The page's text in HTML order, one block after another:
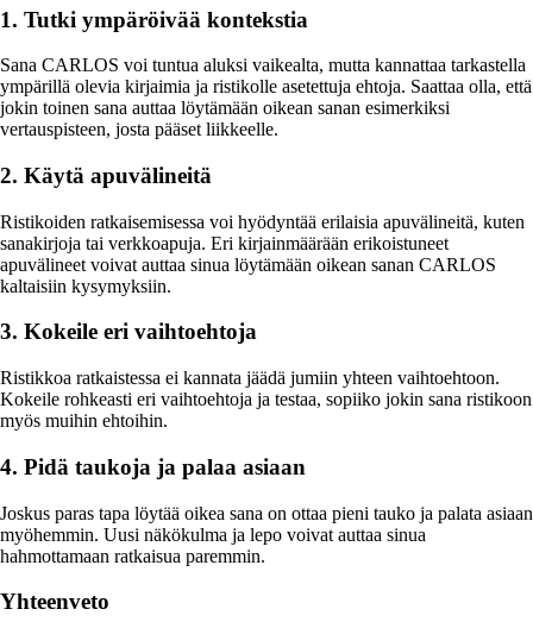
1. Tutki ympäröivää kontekstia
Sana CARLOS voi tuntua aluksi vaikealta, mutta kannattaa tarkastella
ympärillä olevia kirjaimia ja ristikolle asetettuja ehtoja. Saattaa olla, että
jokin toinen sana auttaa löytämään oikean sanan esimerkiksi
vertauspisteen, josta pääset liikkeelle.
2. Käytä apuvälineitä
Ristikoiden ratkaisemisessa voi hyödyntää erilaisia apuvälineitä, kuten
sanakirjoja tai verkkoapuja. Eri kirjainmäärään erikoistuneet
apuvälineet voivat auttaa sinua löytämään oikean sanan CARLOS
kaltaisiin kysymyksiin.
3. Kokeile eri vaihtoehtoja
Ristikkoa ratkaistessa ei kannata jäädä jumiin yhteen vaihtoehtoon.
Kokeile rohkeasti eri vaihtoehtoja ja testaa, sopiiko jokin sana ristikoon
myös muihin ehtoihin.
4. Pidä taukoja ja palaa asiaan
Joskus paras tapa löytää oikea sana on ottaa pieni tauko ja palata asiaan
myöhemmin. Uusi näkökulma ja lepo voivat auttaa sinua
hahmottamaan ratkaisua paremmin.
Yhteenveto